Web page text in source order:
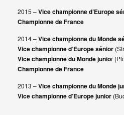
2015 –Vice championne d’Europe
Championne de France
2014 –Vice championne du Monde
Vice championne d’Europe sénior
Vice championne du Monde junior
Championne de France
2013 –Vice championne du Monde
Vice championne d’Europe junior